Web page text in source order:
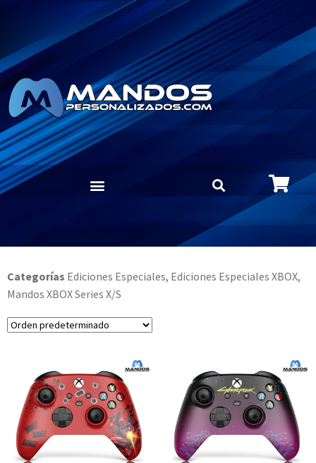
Categorías Ediciones Especiales, Ediciones Especiales XBOX,
Mandos XBOX Series X/S